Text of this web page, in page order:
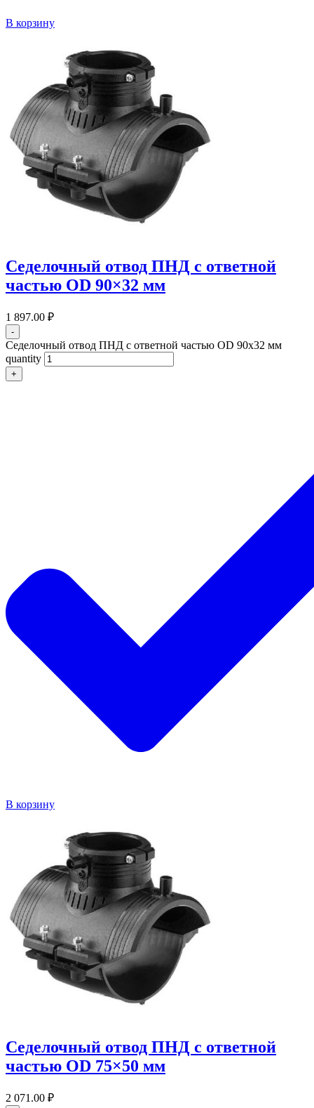
В корзину
Седелочный отвод ПНД с ответной
частью OD 90×32 мм
1 897.00 ₽
-
Седелочный отвод ПНД с ответной частью OD 90x32 мм
quantity
+
В корзину
Седелочный отвод ПНД с ответной
частью OD 75×50 мм
2 071.00 ₽